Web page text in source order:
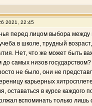
2021, 22:45
перед лицом выбора между
в школе, трудный
Нет, что же может быть
самых низов
не было, они не
карьерных
оставаться в курсе каждого
вспоминать только